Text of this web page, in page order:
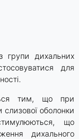
групи дихальних
для
тим, що при
слизової оболонки
що
дихального